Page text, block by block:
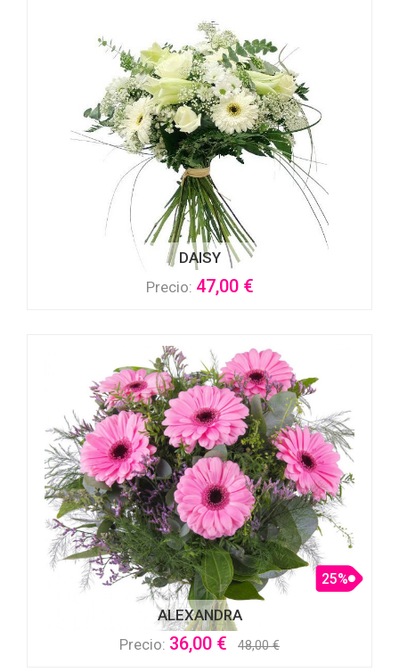
DAISY
Precio: 47,00 €
ALEXANDRA
25%
Precio: 36,00 € 48,00 €